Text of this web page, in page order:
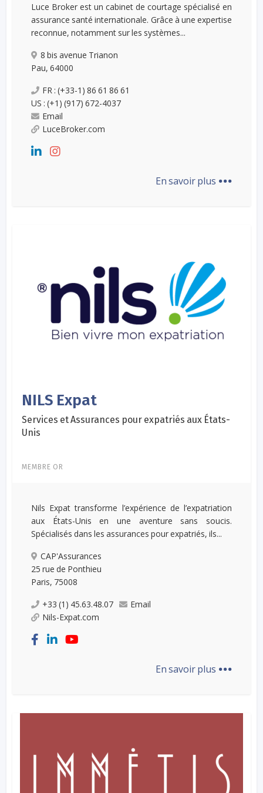
Luce Broker est un cabinet de courtage spécialisé en
assurance santé internationale. Grâce à une expertise
reconnue, notamment sur les systèmes...
8 bis avenue Trianon
Pau, 64000
FR : (+33-1) 86 61 86 61
US : (+1) (917) 672-4037
Email
LuceBroker.com
En savoir plus ...
NILS Expat
Services et Assurances pour expatriés aux États-
Unis
MEMBRE OR
Nils Expat transforme l’expérience de l’expatriation
aux États-Unis en une aventure sans soucis.
Spécialisés dans les assurances pour expatriés, ils...
CAP'Assurances
25 rue de Ponthieu
Paris, 75008
+33 (1) 45.63.48.07
Email
Nils-Expat.com
En savoir plus ...